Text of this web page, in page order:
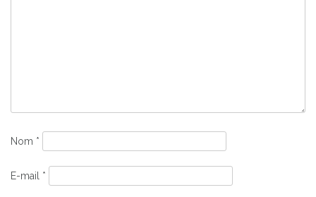
Nom *
E-mail *